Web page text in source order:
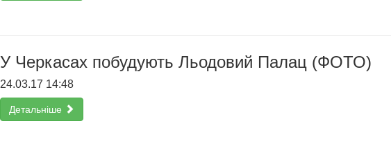
У Черкасах побудують Льодовий Палац (ФОТО)
24.03.17 14:48
Детальніше